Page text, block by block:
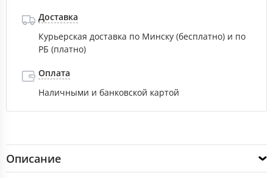
Доставка
Курьерская доставка по Минску (бесплатно) и по
РБ (платно)
Оплата
Наличными и банковской картой
Описание